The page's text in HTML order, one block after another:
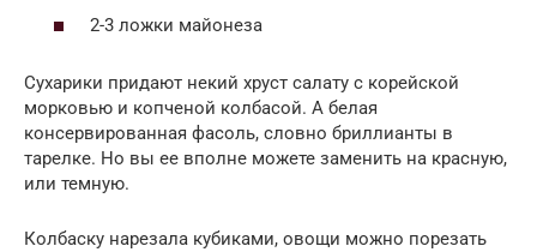
2-3 ложки майонеза
Сухарики придают некий хруст салату с корейской
морковью и копченой колбасой. А белая
консервированная фасоль, словно бриллианты в
тарелке. Но вы ее вполне можете заменить на красную,
или темную.
Колбаску нарезала кубиками, овощи можно порезать